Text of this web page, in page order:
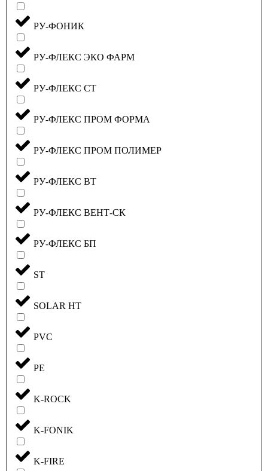
РУ-ФОНИК
РУ-ФЛЕКС ЭКО ФАРМ
РУ-ФЛЕКС СТ
РУ-ФЛЕКС ПРОМ ФОРМА
РУ-ФЛЕКС ПРОМ ПОЛИМЕР
РУ-ФЛЕКС ВТ
РУ-ФЛЕКС ВЕНТ-СК
РУ-ФЛЕКС БП
ST
SOLAR HT
PVC
PE
K-ROCK
K-FONIK
K-FIRE